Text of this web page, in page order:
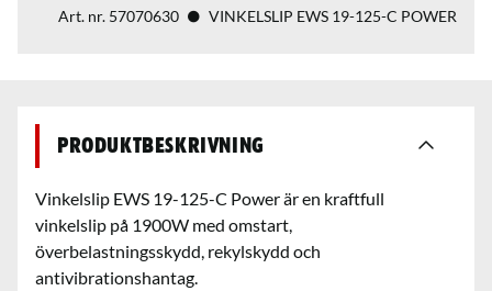
Art. nr. 57070630 VINKELSLIP EWS 19-125-C POWER
Produktbeskrivning
Vinkelslip EWS 19-125-C Power är en kraftfull
vinkelslip på 1900W med omstart,
överbelastningsskydd, rekylskydd och
antivibrationshantag.